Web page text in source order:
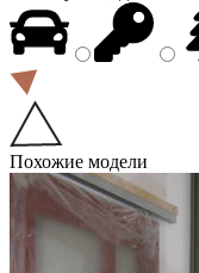
Похожие модели